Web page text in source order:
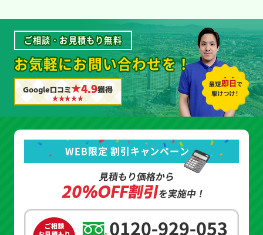
ご相談・お見積もり無料
お気軽にお問い合わせを！
Google口コミ★4.9獲得
WEB限定 割引キャンペーン
見積もり価格から
20%OFF割引を実施中！